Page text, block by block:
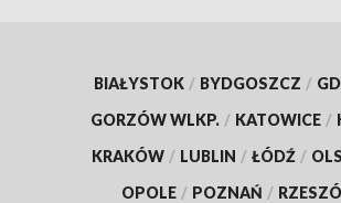
BIAŁYSTOK / BYDGOSZCZ /
GORZÓW WLKP. / KATOWICE /
KRAKÓW / LUBLIN / ŁÓDŹ /
OPOLE / POZNAŃ /